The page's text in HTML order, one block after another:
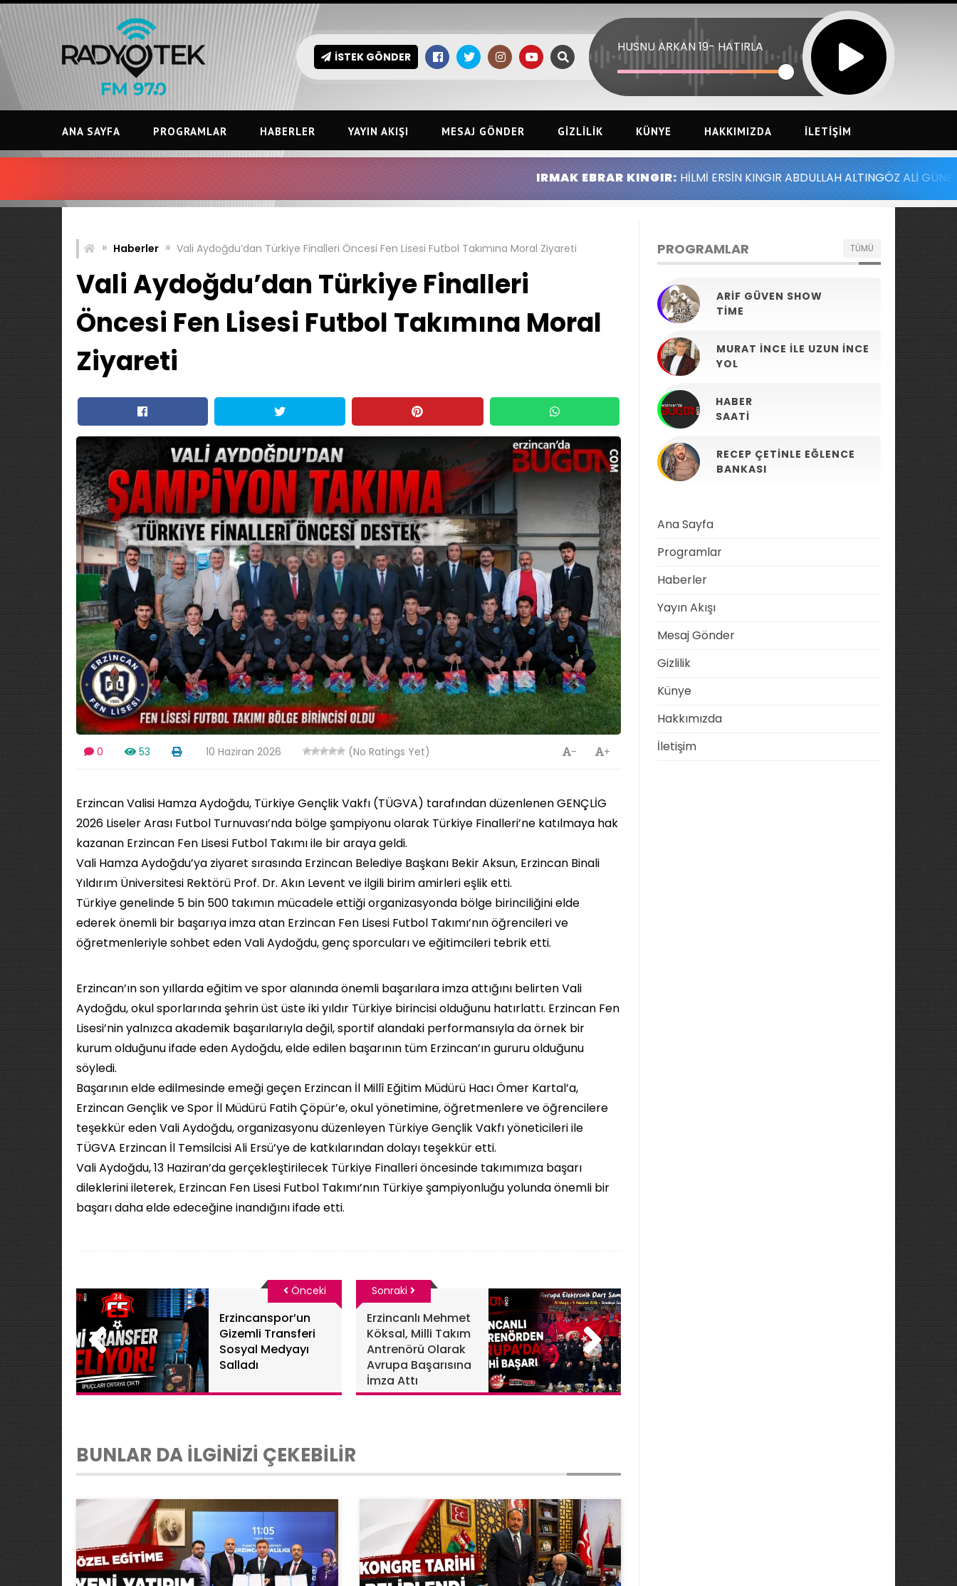
Skip
to
content
İSTEK GÖNDER
HUSNU ARKAN 19- HATIRLA
ANA SAYFA PROGRAMLAR HABERLER YAYIN AKIŞI MESAJ GÖNDER GIZLILIK KÜNYE HAKKIMIZDA İLETIŞIM
IRMAK EBRAR KINGIR:HİLMİ ERSİN KINGIR ABDULLAH ALTINGÖZ ALİ GÜNEY MELİH
» Haberler » Vali Aydoğdu’dan Türkiye Finalleri Öncesi Fen Lisesi Futbol Takımına Moral Ziyareti
Vali Aydoğdu’dan Türkiye Finalleri
Öncesi Fen Lisesi Futbol Takımına Moral
Ziyareti
0 53 10 Haziran 2026 (No Ratings Yet) +
-
Erzincan Valisi Hamza Aydoğdu, Türkiye Gençlik Vakfı (TÜGVA) tarafından düzenlenen GENÇLİG
2026 Liseler Arası Futbol Turnuvası’nda bölge şampiyonu olarak Türkiye Finalleri’ne katılmaya hak
kazanan Erzincan Fen Lisesi Futbol Takımı ile bir araya geldi.
Vali Hamza Aydoğdu’ya ziyaret sırasında Erzincan Belediye Başkanı Bekir Aksun, Erzincan Binali
Yıldırım Üniversitesi Rektörü Prof. Dr. Akın Levent ve ilgili birim amirleri eşlik etti.
Türkiye genelinde 5 bin 500 takımın mücadele ettiği organizasyonda bölge birinciliğini elde
ederek önemli bir başarıya imza atan Erzincan Fen Lisesi Futbol Takımı’nın öğrencileri ve
öğretmenleriyle sohbet eden Vali Aydoğdu, genç sporcuları ve eğitimcileri tebrik etti.
Erzincan’ın son yıllarda eğitim ve spor alanında önemli başarılara imza attığını belirten Vali
Aydoğdu, okul sporlarında şehrin üst üste iki yıldır Türkiye birincisi olduğunu hatırlattı. Erzincan Fen
Lisesi’nin yalnızca akademik başarılarıyla değil, sportif alandaki performansıyla da örnek bir
kurum olduğunu ifade eden Aydoğdu, elde edilen başarının tüm Erzincan’ın gururu olduğunu
söyledi.
Başarının elde edilmesinde emeği geçen Erzincan İl Millî Eğitim Müdürü Hacı Ömer Kartal’a,
Erzincan Gençlik ve Spor İl Müdürü Fatih Çöpür’e, okul yönetimine, öğretmenlere ve öğrencilere
teşekkür eden Vali Aydoğdu, organizasyonu düzenleyen Türkiye Gençlik Vakfı yöneticileri ile
TÜGVA Erzincan İl Temsilcisi Ali Ersü’ye de katkılarından dolayı teşekkür etti.
Vali Aydoğdu, 13 Haziran’da gerçekleştirilecek Türkiye Finalleri öncesinde takımımıza başarı
dileklerini ileterek, Erzincan Fen Lisesi Futbol Takımı’nın Türkiye şampiyonluğu yolunda önemli bir
başarı daha elde edeceğine inandığını ifade etti.
Erzincanspor’un
Gizemli Transferi
Sosyal Medyayı
Salladı
Önceki
Erzincanlı Mehmet
Köksal, Milli Takım
Antrenörü Olarak
Avrupa Başarısına
İmza Attı
Sonraki
BUNLAR DA İLGİNİZİ ÇEKEBİLİR
PROGRAMLAR TÜMÜ
ARIF GÜVEN SHOW
TIME
MURAT İNCE ILE UZUN İNCE
YOL
HABER
SAATI
RECEP ÇETINLE EĞLENCE
BANKASI
Ana Sayfa
Programlar
Haberler
Yayın Akışı
Mesaj Gönder
Gizlilik
Künye
Hakkımızda
İletişim